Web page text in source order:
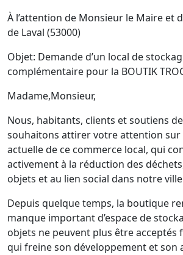
À l’attention de Monsieur le Maire et
de Laval (53000)
Objet: Demande d’un local de
complémentaire pour la BOUTIK
Madame,Monsieur,
Nous, habitants, clients et soutiens de
souhaitons attirer votre attention sur
actuelle de ce commerce local, qui
activement à la réduction des
objets et au lien social dans notre
Depuis quelque temps, la boutique
manque important d’espace de
objets ne peuvent plus être acceptés
qui freine son développement et son